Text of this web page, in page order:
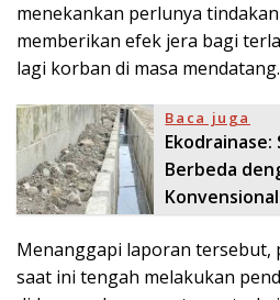
menekankan perlunya
memberikan efek jera bagi
lagi korban di masa mendatang.
Baca juga
Ekodrainase:
Berbeda
Konvensional
Menanggapi laporan tersebut,
saat ini tengah melakukan